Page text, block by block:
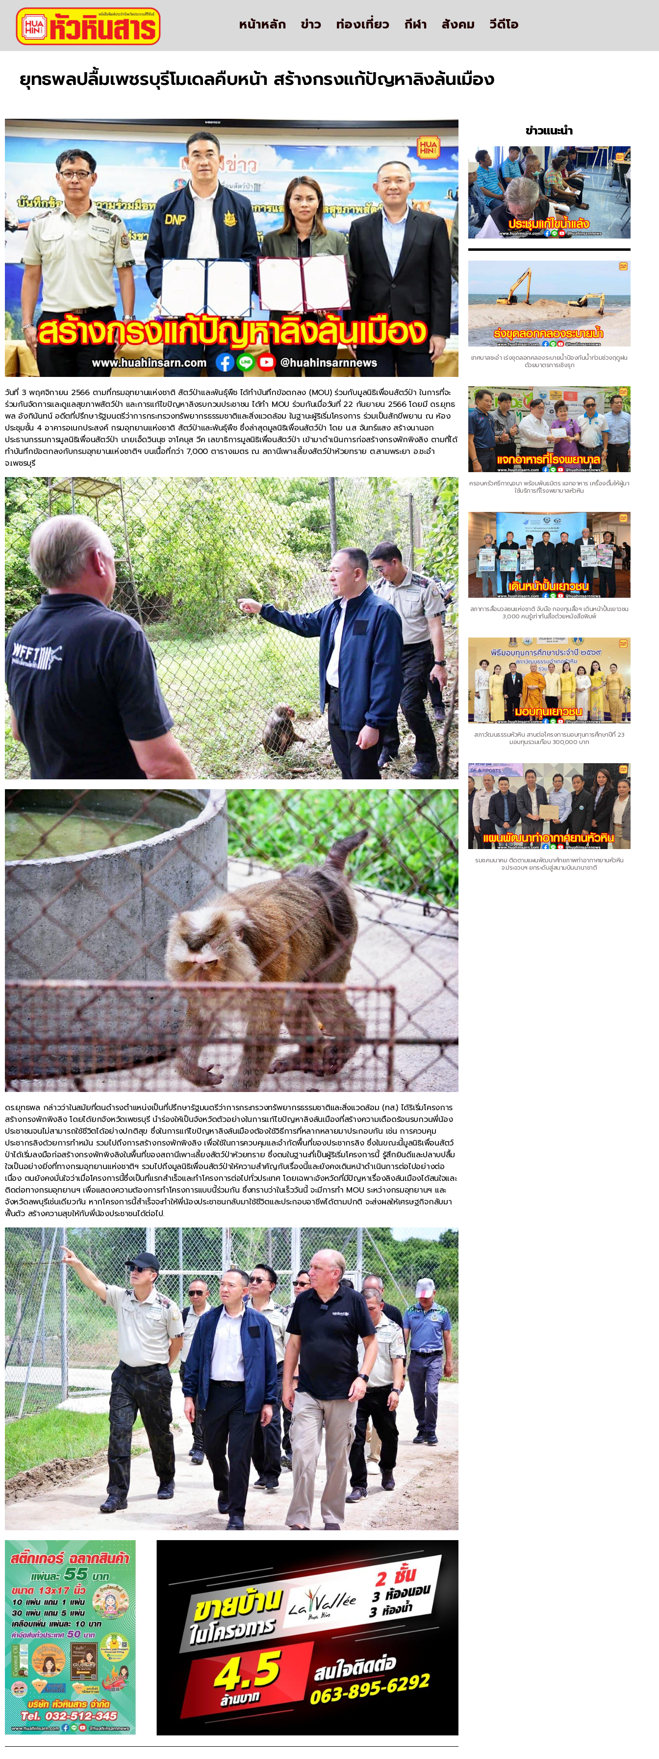
หน้าหลัก ข่าว ท่องเที่ยว กีฬา สังคม วีดีโอ
ยุทธพลปลื้มเพชรบุรีโมเดลคืบหน้า สร้างกรงแก้ปัญหาลิงล้นเมือง
วันที่ 3 พฤศจิกายน 2566 ตามที่กรมอุทยานแห่งชาติ สัตว์ป่าและพันธุ์พืช ได้ทำบันทึกข้อตกลง (MOU) ร่วมกับมูลนิธิเพื่อนสัตว์ป่า ในการที่จะ
ร่วมกันจัดการและดูแลสุขภาพสัตว์ป่า และการแก้ไขปัญหาลิงรบกวนประชาชน ได้ทำ MOU ร่วมกันเมื่อวันที่ 22 กันยายน 2566 โดยมี ดร.ยุทธ
พล อังกินันทน์ อดีตที่ปรึกษารัฐมนตรีว่าการกระทรวงทรัพยากรธรรมชาติและสิ่งแวดล้อม ในฐานะผู้ริเริ่มโครงการ ร่วมเป็นสักขีพยาน ณ ห้อง
ประชุมชั้น 4 อาคารอเนกประสงค์ กรมอุทยานแห่งชาติ สัตว์ป่าและพันธุ์พืช ซึ่งล่าสุดมูลนิธิเพื่อนสัตว์ป่า โดย น.ส จันทร์แสง สร้างนานอก
ประธานกรรมการมูลนิธิเพื่อนสัตว์ป่า นายเอ็ดวินนุช จาโคบุส วีค เลขาธิการมูลนิธิเพื่อนสัตว์ป่า เข้ามาดำเนินการก่อสร้างกรงพักพิงลิง ตามที่ได้
ทำบันทึกข้อตกลงกับกรมอุทยานแห่งชาติฯ บนเนื้อที่กว่า 7,000 ตารางเมตร ณ สถานีเพาะเลี้ยงสัตว์ป่าห้วยทราย ต.สามพระยา อ.ชะอำ
จ.เพชรบุรี
ดร.ยุทธพล กล่าวว่าในสมัยที่ตนดำรงตำแหน่งเป็นที่ปรึกษารัฐมนตรีว่าการกระทรวงทรัพยากรธรรมชาติและสิ่งแวดล้อม (ทส.) ได้ริเริ่มโครงการ
สร้างกรงพักพิงลิง โดยได้ยกจังหวัดเพชรบุรี นำร่องให้เป็นจังหวัดตัวอย่างในการแก้ไขปัญหาลิงล้นเมืองที่สร้างความเดือดร้อนรบกวนพี่น้อง
ประชาชนจนไม่สามารถใช้ชีวิตได้อย่างปกติสุข ซึ่งในการแก้ไขปัญหาลิงล้นเมืองต้องใช้วิธีการที่หลากหลายมาประกอบกัน เช่น การควบคุม
ประชากรลิงด้วยการทำหมัน รวมไปถึงการสร้างกรงพักพิงลิง เพื่อใช้ในการควบคุมและจำกัดพื้นที่ของประชากรลิง ซึ่งในขณะนี้มูลนิธิเพื่อนสัตว์
ป่าได้เริ่มลงมือก่อสร้างกรงพักพิงลิงในพื้นที่ของสถานีเพาะเลี้ยงสัตว์ป่าห้วยทราย ซึ่งตนในฐานะที่เป็นผู้ริเริ่มโครงการนี้ รู้สึกยินดีและปลาบปลื้ม
ใจเป็นอย่างยิ่งที่ทางกรมอุทยานแห่งชาติฯ รวมไปถึงมูลนิธิเพื่อนสัตว์ป่าให้ความสำคัญกับเรื่องนี้และยังคงเดินหน้าดำเนินการต่อไปอย่างต่อ
เนื่อง ตนยังคงมั่นใจว่าเมื่อโครงการนี้ซึ่งเป็นที่แรกสำเร็จและทำโครงการต่อไปทั่วประเทศ โดยเฉพาะจังหวัดที่มีปัญหาเรื่องลิงล้นเมืองได้สนใจและ
ติดต่อทางกรมอุทยานฯ เพื่อแสดงความต้องการทำโครงการแบบนี้ร่วมกัน ซึ่งทราบว่าในเร็ววันนี้ จะมีการทำ MOU ระหว่างกรมอุทยานฯ และ
จังหวัดลพบุรีเช่นเดียวกัน หากโครงการนี้สำเร็จจะทำให้พี่น้องประชาชนกลับมาใช้ชีวิตและประกอบอาชีพได้ตามปกติ จะส่งผลให้เศรษฐกิจกลับมา
ฟื้นตัว สร้างความสุขให้กับพี่น้องประชาชนได้ต่อไป.
ข่าวแนะนำ
เทศบาลชะอำ เร่งขุดลอกคลองระบายน้ำป้องกันน้ำท่วมช่วงฤดูฝน
ด้วยมาตรการเชิงรุก
ครอบครัวศรีกาญจนา พร้อมพันธมิตร แจกอาหาร เครื่องดื่มให้ผู้มา
ใช้บริการที่โรงพยาบาลหัวหิน
สภาการสื่อมวลชนแห่งชาติ จับมือ กองทุนสื่อฯ เดินหน้าปั้นเยาวชน
3,000 คนรู้เท่าทันสื่อด้วยหนังสือพิมพ์
สภาวัฒนธรรมหัวหิน สานต่อโครงการมอบทุนการศึกษาปีที่ 23
มอบทุนรวมเกือบ 300,000 บาท
รมช.คมนาคม ติดตามแผนพัฒนาศักยภาพท่าอากาศยานหัวหิน
จ.ประจวบฯ ยกระดับสู่สนามบินนานาชาติ